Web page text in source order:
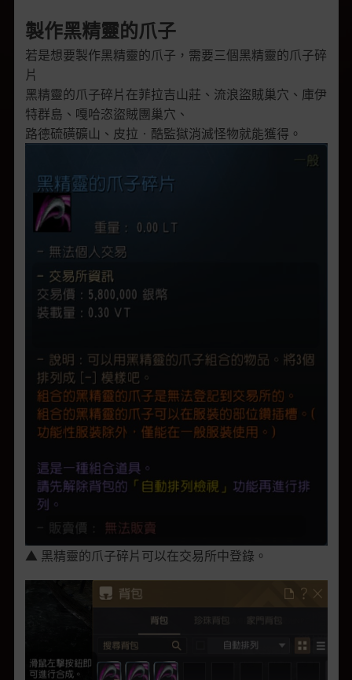
製作黑精靈的爪子
若是想要製作黑精靈的爪子，需要三個黑精靈的爪子碎
片
黑精靈的爪子碎片在菲拉吉山莊、流浪盜賊巢穴、庫伊
特群島、嘎哈恣盜賊團巢穴、
路德硫磺礦山、皮拉‧酷監獄消滅怪物就能獲得。
▲ 黑精靈的爪子碎片可以在交易所中登錄。